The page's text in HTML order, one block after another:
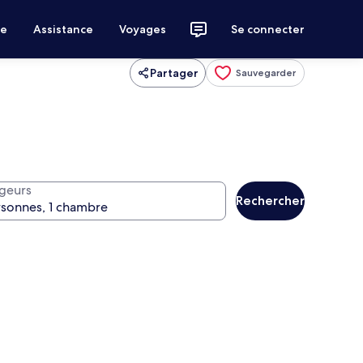
Assistance Voyages Se connecter
Partager Sauvegarder
Rechercher